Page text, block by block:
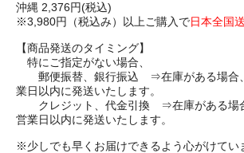
沖縄 2,376円(税込)
※3,980円（税込み）以上ご購入で日本全国
【商品発送のタイミング】
特にご指定がない場合、
郵便振替、銀行振込 ⇒在庫がある場合
業日以内に発送いたします。
クレジット、代金引換 ⇒在庫がある場合
営業日以内に発送いたします。
※少しでも早くお届けできるよう心がけてい